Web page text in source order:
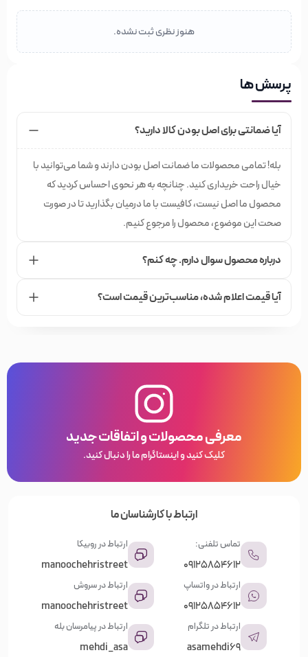
هنوز نظری ثبت نشده.
پرسش ها
آیا ضمانتی برای اصل بودن کالا دارید؟
بله! تمامی محصولات ما ضمانت اصل بودن دارند و شما می‌توانید با
خیال راحت خریداری کنید. چنانچه به هر نحوی احساس کردید که
محصول ما اصل نیست، کافیست با ما درمیان بگذارید تا در صورت
صحت این موضوع، محصول را مرجوع کنیم.
درباره محصول سوال دارم. چه کنم؟
آیا قیمت اعلام شده،‌ مناسب‌ترین قیمت است؟
معرفی محصولات و اتفاقات جدید
کلیک کنید و اینستاگرام ما را دنبال کنید.
ارتباط با کارشناسان ما
تماس تلفنی:
09125854612
ارتباط در واتساپ
09125854612
ارتباط در تلگرام
asamehdi69
ارتباط در روبیکا
manoochehristreet
ارتباط در سروش
manoochehristreet
ارتباط در پیامرسان بله
mehdi_asa